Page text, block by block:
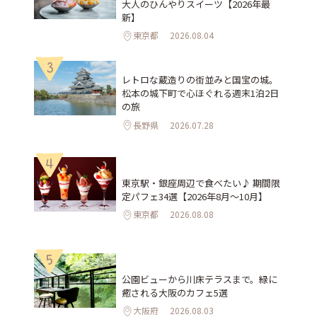
大人のひんやりスイーツ【2026年最
新】
東京都 2026.08.04
3
レトロな蔵造りの街並みと国宝の城。
松本の城下町で心ほぐれる週末1泊2日
の旅
長野県 2026.07.28
4
東京駅・銀座周辺で食べたい♪ 期間限
定パフェ34選【2026年8月～10月】
東京都 2026.08.08
5
公園ビューから川床テラスまで。緑に
癒される大阪のカフェ5選
大阪府 2026.08.03